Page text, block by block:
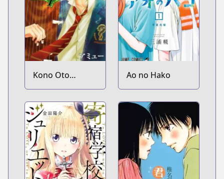
Kono Oto
Tomare!
Ao no Hako